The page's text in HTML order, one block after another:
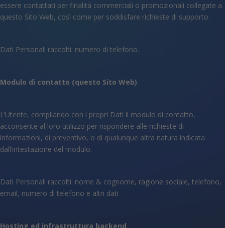
essere contattati per finalità commerciali o promozionali collegate a
questo Sito Web, così come per soddisfare richieste di supporto.
Dati Personali raccolti: numero di telefono.
Modulo di contatto (questo Sito Web)
L’Utente, compilando con i propri Dati il modulo di contatto,
acconsente al loro utilizzo per rispondere alle richieste di
informazioni, di preventivo, o di qualunque altra natura indicata
dall’intestazione del modulo.
Dati Personali raccolti: nome & cognome, ragione sociale, telefono,
email, numero di telefono e altri dati
Hosting ed infrastruttura backend